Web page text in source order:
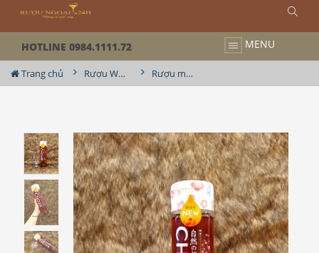
HOTLINE 0984.1111.72 MENU
Trang chủ Rượu Whisky Nhật Rượu mơ Choya Natural Shiso